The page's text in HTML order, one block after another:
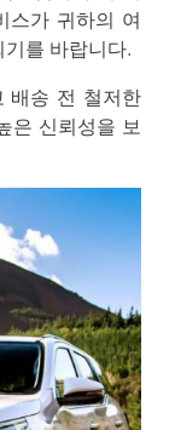
스가 귀하의 여
를 바랍니다.
배송 전 철저한
은 신뢰성을 보